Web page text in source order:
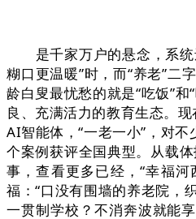
是千家万户的悬念，系统
糊口更温暖”时，而“养老”二
龄白叟最忧愁的就是“吃饭”
良、充满活力的教育生态。
AI智能体，“一老一小”，对
个案例获评全国典型。从载
事，查看更多已经，“幸福
福：“口没有围墙的养老院，
一贯制学校？不消奔波就能